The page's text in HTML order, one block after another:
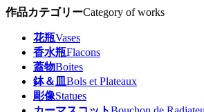
作品カテゴリーCategory of works
花瓶Vases
香水瓶Flacons
蓋物Boites
鉢＆皿 Bols et Plateaux
彫像Statues